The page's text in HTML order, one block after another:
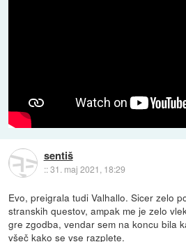
sentiš
::31. maj 2021, 18:29
Evo, preigrala tudi Valhallo. Sicer zelo
stranskih questov, ampak me je zelo
gre zgodba, vendar sem na koncu bila
všeč kako se vse razplete.